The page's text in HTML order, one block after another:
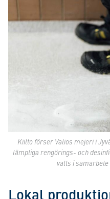
Kiilto förser Valios mejeri i
lämpliga rengörings- och
valts i
Lokal